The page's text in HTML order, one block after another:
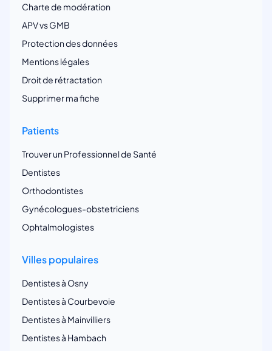
Charte de modération
APV vs GMB
Protection des données
Mentions légales
Droit de rétractation
Supprimer ma fiche
Patients
Trouver un Professionnel de Santé
Dentistes
Orthodontistes
Gynécologues-obstetriciens
Ophtalmologistes
Villes populaires
Dentistes à Osny
Dentistes à Courbevoie
Dentistes à Mainvilliers
Dentistes à Hambach